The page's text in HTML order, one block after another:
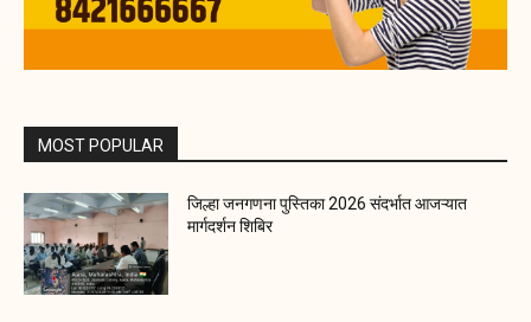
MOST POPULAR
जिल्हा जनगणना पुस्तिका 2026 संदर्भात आजऱ्यात
मार्गदर्शन शिबिर